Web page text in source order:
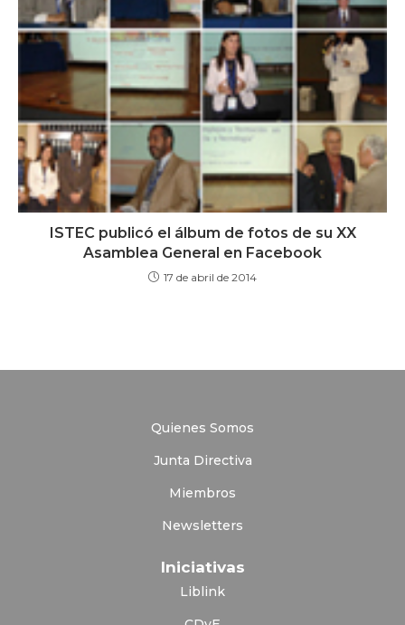
ISTEC publicó el álbum de fotos de su XX
Asamblea General en Facebook
17 de abril de 2014
Quienes Somos
Junta Directiva
Miembros
Newsletters
Iniciativas
Liblink